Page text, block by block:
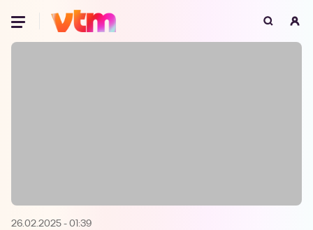
Oeps, browser niet ondersteund
26.02.2025 - 01:39